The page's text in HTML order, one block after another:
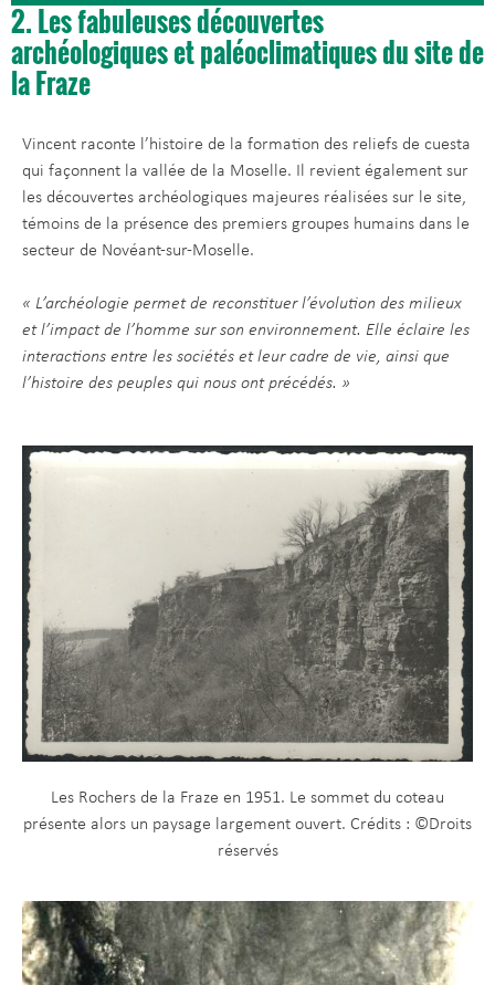
2. Les fabuleuses découvertes
archéologiques et paléoclimatiques du site de
la Fraze
Vincent raconte l’histoire de la formation des reliefs de cuesta
qui façonnent la vallée de la Moselle. Il revient également sur
les découvertes archéologiques majeures réalisées sur le site,
témoins de la présence des premiers groupes humains dans le
secteur de Novéant-sur-Moselle.
« L’archéologie permet de reconstituer l’évolution des milieux
et l’impact de l’homme sur son environnement. Elle éclaire les
interactions entre les sociétés et leur cadre de vie, ainsi que
l’histoire des peuples qui nous ont précédés. »
Les Rochers de la Fraze en 1951. Le sommet du coteau
présente alors un paysage largement ouvert. Crédits : ©Droits
réservés